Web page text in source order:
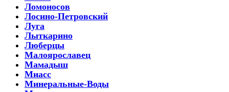
Ломоносов
Лосино-Петровский
Луга
Лыткарино
Люберцы
Малоярославец
Мамадыш
Миасс
Минеральные-Воды